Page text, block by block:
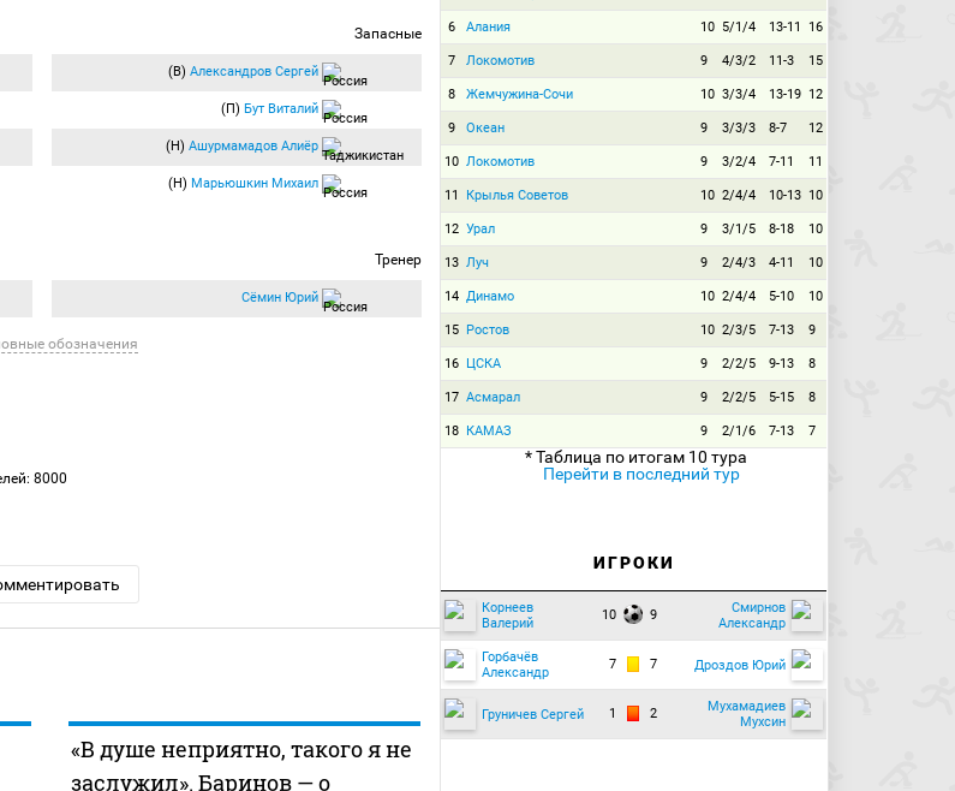
Запасные
(В) Александров Сергей
(П) Бут Виталий
(Н) Ашурмамадов Алиёр
(Н) Марьюшкин Михаил
Тренер
Сёмин Юрий
обозначения
8000
«В душе неприятно, такого я не
заслужил». Баринов — о
6 Алания 10 5/1/4 13-11 16
7 Локомотив 9 4/3/2 11-3 15
8 Жемчужина-Сочи 10 3/3/4 13-19 12
9 Океан 9 3/3/3 8-7 12
10 Локомотив 9 3/2/4 7-11 11
11 Крылья Советов 10 2/4/4 10-13 10
12 Урал 9 3/1/5 8-18 10
13 Луч 9 2/4/3 4-11 10
14 Динамо 10 2/4/4 5-10 10
15 Ростов 10 2/3/5 7-13 9
16 ЦСКА 9 2/2/5 9-13 8
17 Асмарал 9 2/2/5 5-15 8
18 КАМАЗ 9 2/1/6 7-13 7
* Таблица по итогам 10 тура
Перейти в последний тур
ИГРОКИ
Корнеев
Валерий
10 9
Смирнов
Александр
Горбачёв
Александр
7 7 Дроздов Юрий
Груничев Сергей 1 2
Мухамадиев
Мухсин